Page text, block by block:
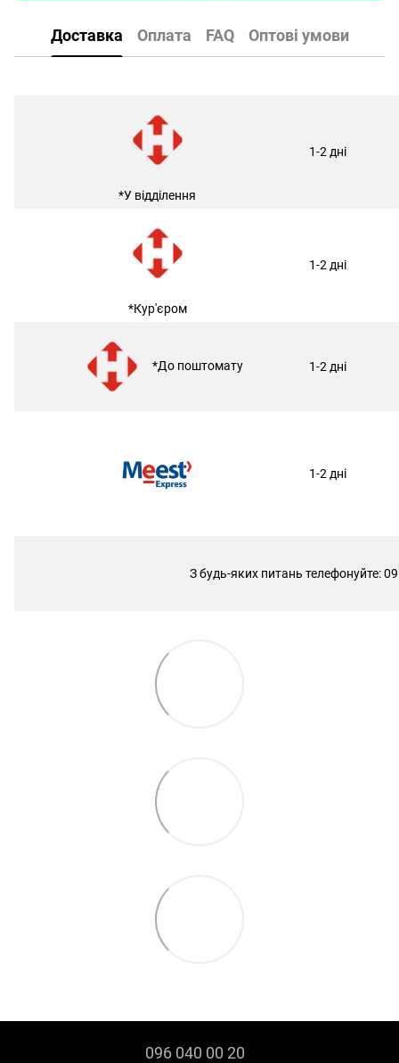
Доставка Оплата FAQ Оптові умови
*У відділення
1-2 дні
*Кур'єром
1-2 дні
*До поштомату 1-2 дні
1-2 дні
З будь-яких питань телефонуйте:
096 040 00 20